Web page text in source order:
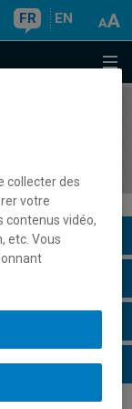
FR EN
collecter des
votre
contenus vidéo,
etc. Vous